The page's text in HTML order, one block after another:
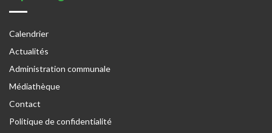
Calendrier
Actualités
Administration communale
Médiathèque
Contact
Politique de confidentialité